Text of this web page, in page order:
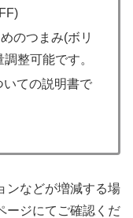
のつまみ(ボリ
整可能です。
いての説明書で
ンなどが増減する場
ージにてご確認くだ